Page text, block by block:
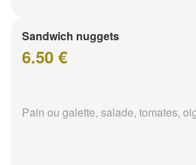
Sandwich nuggets
6.50 €
Pain ou galette, salade, tomates,